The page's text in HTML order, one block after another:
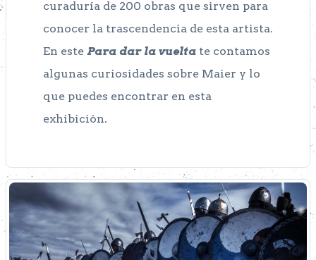
curaduría de 200 obras que sirven para
conocer la trascendencia de esta artista.
En este Para dar la vuelta te contamos
algunas curiosidades sobre Maier y lo
que puedes encontrar en esta
exhibición.